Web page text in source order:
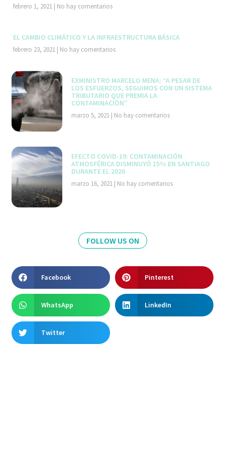
febrero 1, 2021 No hay comentarios
EL CAMBIO CLIMÁTICO Y LA INFRAESTRUCTURA BÁSICA
febrero 23, 2021 No hay comentarios
EXMINISTRO MARCELO MENA: “A PESAR DE
LOS ESFUERZOS, SEGUIMOS CON UN SISTEMA
TRIBUTARIO QUE PREMIA LA
CONTAMINACIÓN”
marzo 5, 2021 No hay comentarios
EFECTO COVID-19: CONTAMINACIÓN
ATMOSFÉRICA DISMINUYÓ 15% EN SANTIAGO
DURANTE EL 2020
marzo 16, 2021 No hay comentarios
FOLLOW US ON
Facebook Pinterest
WhatsApp LinkedIn
Twitter